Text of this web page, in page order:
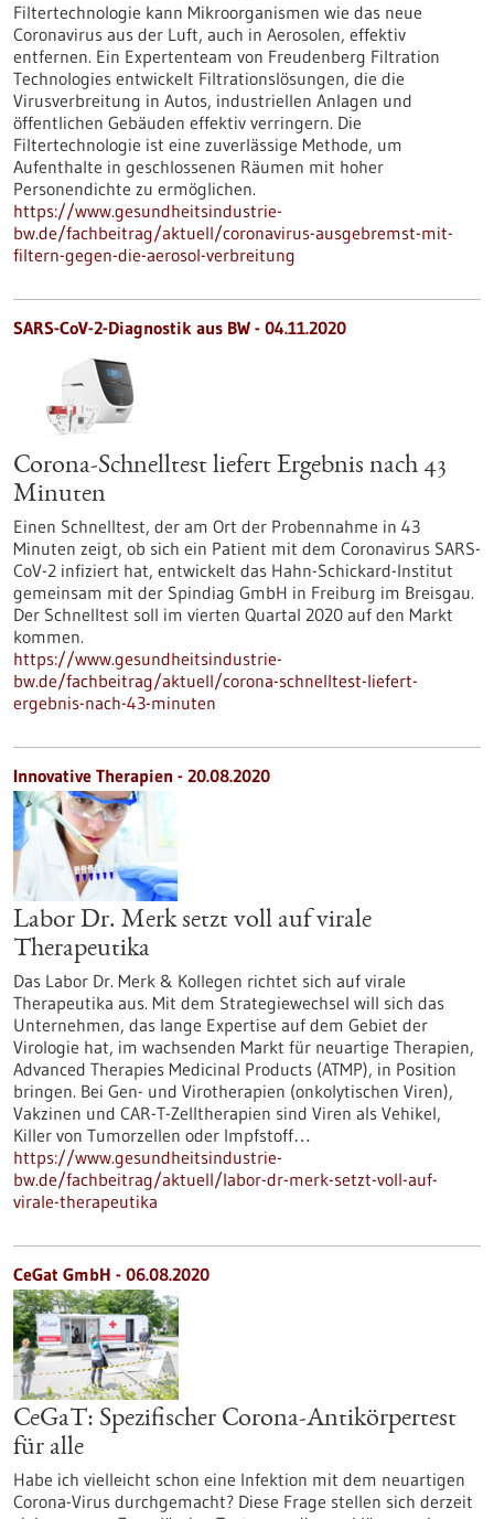
Filtertechnologie kann Mikroorganismen wie das neue
Coronavirus aus der Luft, auch in Aerosolen, effektiv
entfernen. Ein Expertenteam von Freudenberg Filtration
Technologies entwickelt Filtrationslösungen, die die
Virusverbreitung in Autos, industriellen Anlagen und
öffentlichen Gebäuden effektiv verringern. Die
Filtertechnologie ist eine zuverlässige Methode, um
Aufenthalte in geschlossenen Räumen mit hoher
Personendichte zu ermöglichen.
https://www.gesundheitsindustrie-
bw.de/fachbeitrag/aktuell/coronavirus-ausgebremst-mit-
filtern-gegen-die-aerosol-verbreitung
SARS-CoV-2-Diagnostik aus BW - 04.11.2020
Corona-Schnelltest liefert Ergebnis nach 43
Minuten
Einen Schnelltest, der am Ort der Probennahme in 43
Minuten zeigt, ob sich ein Patient mit dem Coronavirus SARS-
CoV-2 infiziert hat, entwickelt das Hahn-Schickard-Institut
gemeinsam mit der Spindiag GmbH in Freiburg im Breisgau.
Der Schnelltest soll im vierten Quartal 2020 auf den Markt
kommen.
https://www.gesundheitsindustrie-
bw.de/fachbeitrag/aktuell/corona-schnelltest-liefert-
ergebnis-nach-43-minuten
Innovative Therapien - 20.08.2020
Labor Dr. Merk setzt voll auf virale
Therapeutika
Das Labor Dr. Merk & Kollegen richtet sich auf virale
Therapeutika aus. Mit dem Strategiewechsel will sich das
Unternehmen, das lange Expertise auf dem Gebiet der
Virologie hat, im wachsenden Markt für neuartige Therapien,
Advanced Therapies Medicinal Products (ATMP), in Position
bringen. Bei Gen- und Virotherapien (onkolytischen Viren),
Vakzinen und CAR-T-Zelltherapien sind Viren als Vehikel,
Killer von Tumorzellen oder Impfstoff…
https://www.gesundheitsindustrie-
bw.de/fachbeitrag/aktuell/labor-dr-merk-setzt-voll-auf-
virale-therapeutika
CeGat GmbH - 06.08.2020
CeGaT: Spezifischer Corona-Antikörpertest
für alle
Habe ich vielleicht schon eine Infektion mit dem neuartigen
Corona-Virus durchgemacht? Diese Frage stellen sich derzeit